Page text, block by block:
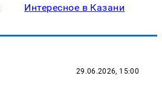
Интересное в Казани
29.06.2026, 15:00